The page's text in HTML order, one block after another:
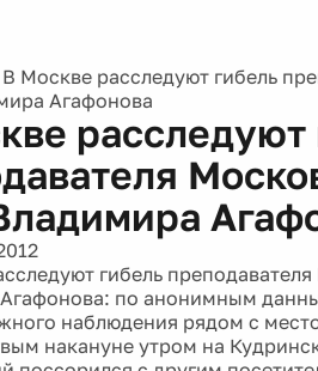
В Москве расследуют гибель
Агафонова
расследуют
гибель
по анонимным
наблюдения рядом с
накануне утром на